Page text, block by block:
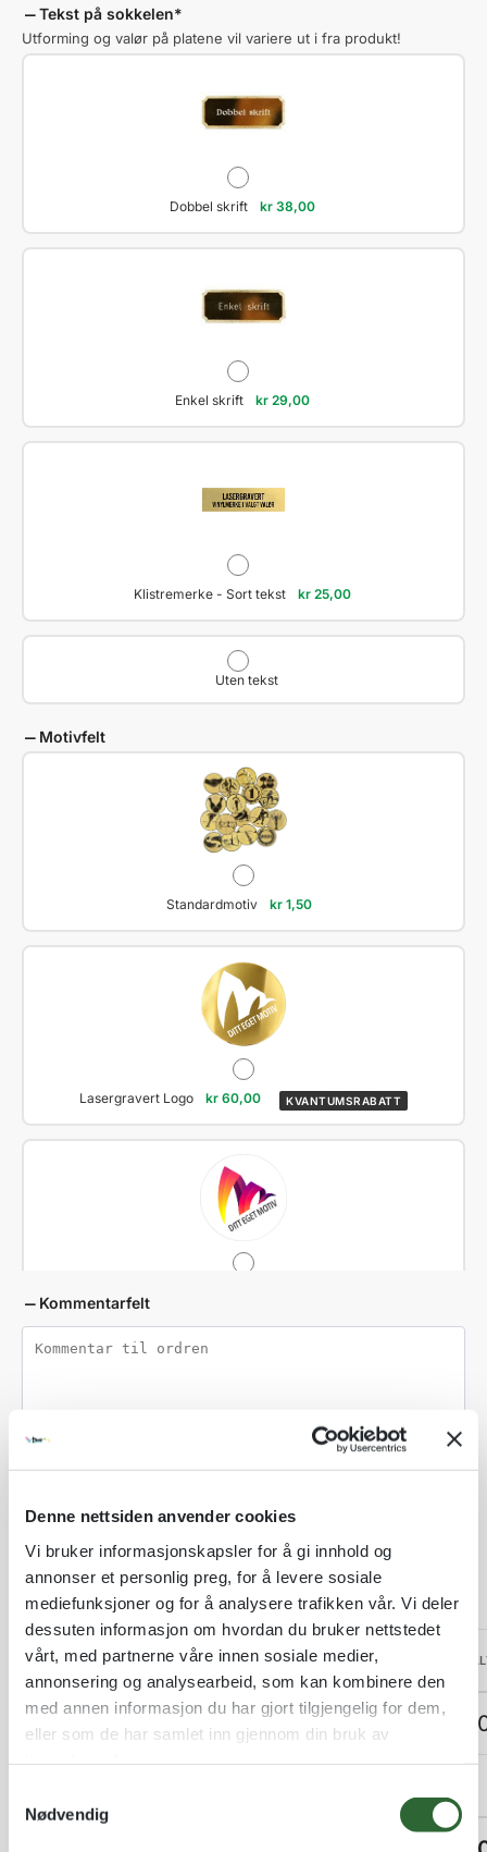
Denne nettsiden anvender cookies
Vi bruker informasjonskapsler for å gi innhold og
annonser et personlig preg, for å levere sosiale
mediefunksjoner og for å analysere trafikken vår. Vi deler
dessuten informasjon om hvordan du bruker nettstedet
vårt, med partnerne våre innen sosiale medier,
annonsering og analysearbeid, som kan kombinere den
med annen informasjon du har gjort tilgjengelig for dem,
eller som de har samlet inn gjennom din bruk av
Nødvendig
Tekst på sokkelen*
Utforming og valør på platene vil variere ut i fra produkt!
Dobbel skrift kr38,00
Enkel skrift kr29,00
Klistremerke - Sort tekst kr25,00
Uten tekst
Motivfelt
Standardmotiv kr 1,50
Lasergravert Logo kr 60,00 KVANTUMSRABATT
Kommentarfelt
NB: tekst skrevet her, blir ikke gravert
ANTALL PER STK
Produktpris: 1 stk kr 245,00 kr